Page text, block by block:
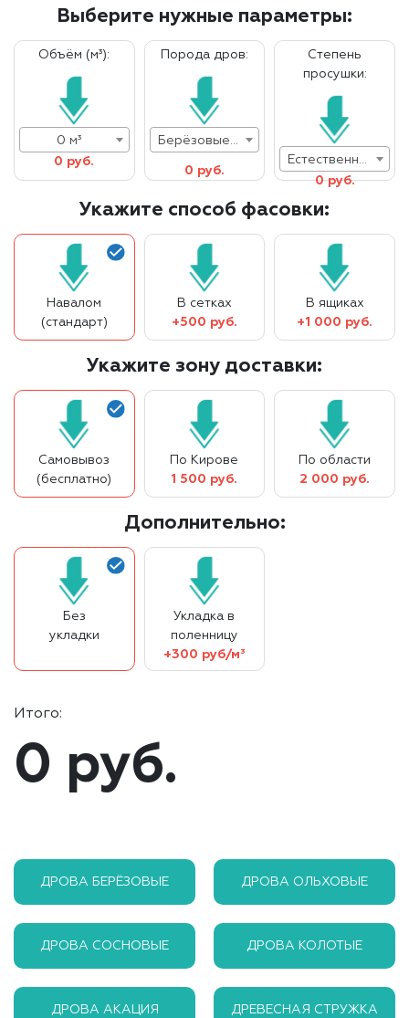
Выберите нужные параметры:
Объём (м³):
0 м³
0 руб.
Порода дров:
Берёзовые дрова
0 руб.
Степень
просушки:
Естественная влажность
0 руб.
Укажите способ фасовки:
Навалом
(стандарт)
В сетках
+500 руб.
В ящиках
+1 000 руб.
Укажите зону доставки:
Самовывоз
(бесплатно)
По Кирове
1 500 руб.
По области
2 000 руб.
Дополнительно:
Без
укладки
Укладка в
поленницу
+300 руб/м³
Итого:
0 руб.
ДРОВА БЕРЁЗОВЫЕ ДРОВА ОЛЬХОВЫЕ
ДРОВА СОСНОВЫЕ ДРОВА КОЛОТЫЕ
ДРОВА АКАЦИЯ ДРЕВЕСНАЯ СТРУЖКА